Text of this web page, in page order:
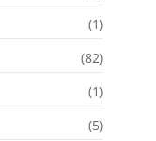
(1)
(82)
(1)
(5)